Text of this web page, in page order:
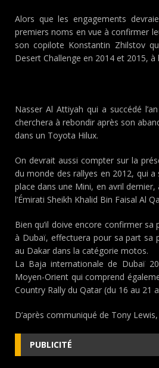
Alors que les engagements
premiers noms en vue à confirmer
son copilote Konstantin Zhilstov
Desert Challenge en 2014 et 2015, à
Nasser Al Attiyah qui a succédé
cherchera à rebondir après son
dans un Toyota Hilux.
On devrait aussi compter sur la
du monde des rallyes en 2012, qui
place dans une Mini, en avril
l’Émirati Sheikh Khalid Bin Faisal Al
Bien qu’il doive encore confirmer sa
à Dubaï, effectuera pour sa part sa
au Dakar dans la catégorie motos.
La Baja internationale de Dubaï
Moyen-Orient qui comprend
Country Rally du Qatar (du 16 au 21
D’après communiqué de Tony Lewis,
PUBLICITÉ